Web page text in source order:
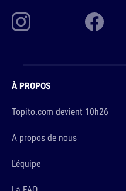
À PROPOS
Topito.com devient 10h26
A propos de nous
L'équipe